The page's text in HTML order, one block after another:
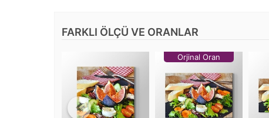
FARKLI ÖLÇÜ VE ORANLAR
Orjinal Oran